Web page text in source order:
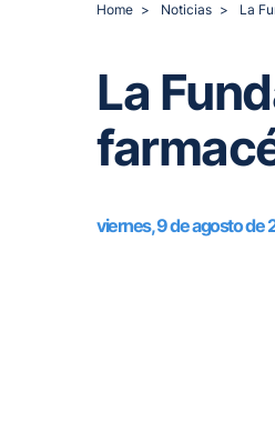
Home Noticias La
La
viernes, 9 de agosto de